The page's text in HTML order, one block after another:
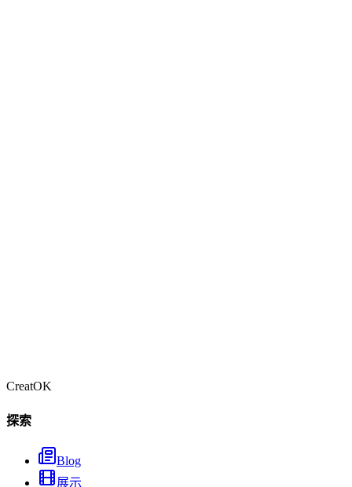
CreatOK
探索
Blog
展示